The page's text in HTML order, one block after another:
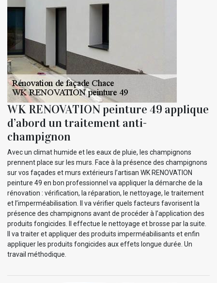
WK RENOVATION peinture 49 applique
d’abord un traitement anti-
champignon
Avec un climat humide et les eaux de pluie, les champignons
prennent place sur les murs. Face à la présence des champignons
sur vos façades et murs extérieurs l’artisan WK RENOVATION
peinture 49 en bon professionnel va appliquer la démarche de la
rénovation : vérification, la réparation, le nettoyage, le traitement
et l’imperméabilisation. Il va vérifier quels facteurs favorisent la
présence des champignons avant de procéder à l’application des
produits fongicides. Il effectue le nettoyage et brosse par la suite.
Il va traiter et appliquer des produits imperméabilisants et enfin
appliquer les produits fongicides aux effets longue durée. Un
travail méthodique.